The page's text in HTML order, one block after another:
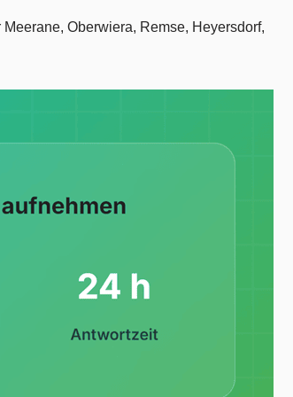
Oberwiera, Remse, Heyersdorf,